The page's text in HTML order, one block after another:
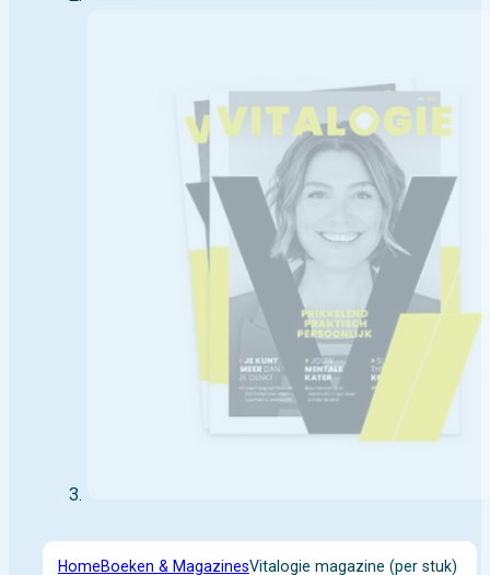
HomeBoeken & MagazinesVitalogie magazine (per stuk)